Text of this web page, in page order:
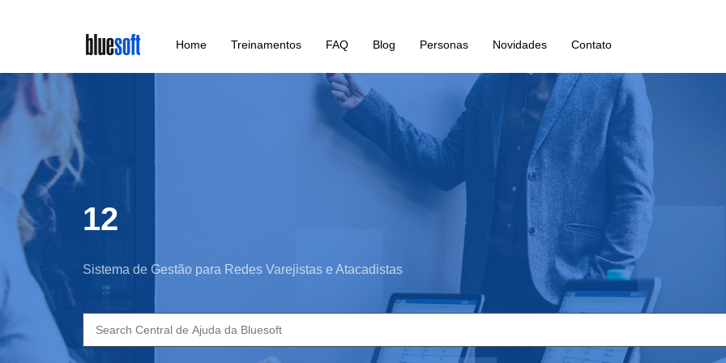
main
content
Home Treinamentos FAQ Blog Personas Novidades Contato
12
Sistema de Gestão para Redes Varejistas e Atacadistas
Search
for: